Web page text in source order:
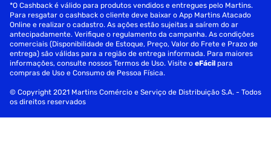
*O Cashback é válido para produtos vendidos e entregues pelo Martins.
Para resgatar o cashback o cliente deve baixar o App Martins Atacado
Online e realizar o cadastro. As ações estão sujeitas a saírem do ar
antecipadamente. Verifique o regulamento da campanha. As condições
comerciais (Disponibilidade de Estoque, Preço, Valor do Frete e Prazo de
entrega) são válidas para a região de entrega informada. Para maiores
informações, consulte nossos Termos de Uso. Visite oeFácil para
compras de Uso e Consumo de Pessoa Física.
© Copyright 2021 Martins Comércio e Serviço de Distribuição S.A. - Todos
os direitos reservados